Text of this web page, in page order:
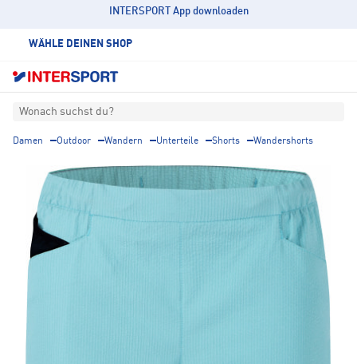
INTERSPORT App downloaden
WÄHLE DEINEN SHOP
Wonach suchst du?
Damen Outdoor Wandern Unterteile Shorts Wandershorts